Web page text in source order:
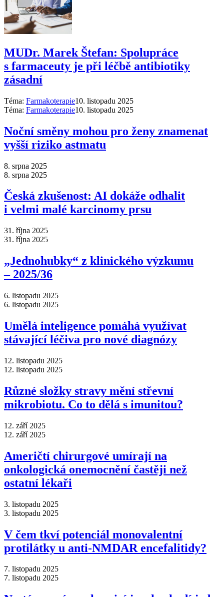
MUDr. Marek Štefan: Spolupráce
s farmaceuty je při léčbě antibiotiky
zásadní
Téma: Farmakoterapie10. listopadu 2025
Téma: Farmakoterapie10. listopadu 2025
Noční směny mohou pro ženy znamenat
vyšší riziko astmatu
8. srpna 2025
8. srpna 2025
Česká zkušenost: AI dokáže odhalit
i velmi malé karcinomy prsu
31. října 2025
31. října 2025
„Jednohubky“ z klinického výzkumu
–⁠ 2025/36
6. listopadu 2025
6. listopadu 2025
Umělá inteligence pomáhá využívat
stávající léčiva pro nové diagnózy
12. listopadu 2025
12. listopadu 2025
Různé složky stravy mění střevní
mikrobiotu. Co to dělá s imunitou?
12. září 2025
12. září 2025
Američtí chirurgové umírají na
onkologická onemocnění častěji než
ostatní lékaři
3. listopadu 2025
3. listopadu 2025
V čem tkví potenciál monovalentní
protilátky u anti-NMDAR encefalitidy?
7. listopadu 2025
7. listopadu 2025